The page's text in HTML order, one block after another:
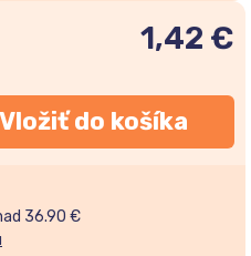
1,42 €
Vložiť do košíka
36.90 €